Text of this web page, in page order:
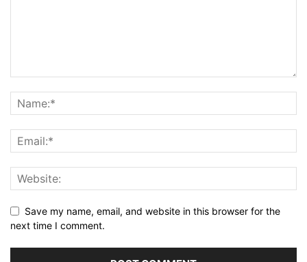
Save my name, email, and website in this browser for the
next time I comment.